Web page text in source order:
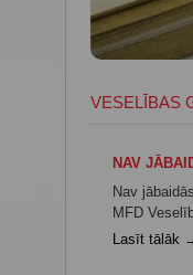
VESELĪBAS
NAV
Nav
MFD
Lasīt tālāk